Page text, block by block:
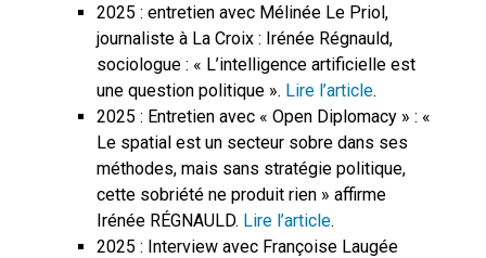
2025 : entretien avec Mélinée Le Priol,
journaliste à La Croix : Irénée Régnauld,
sociologue : « L’intelligence artificielle est
une question politique ». Lire l’article.
2025 : Entretien avec « Open Diplomacy » : «
Le spatial est un secteur sobre dans ses
méthodes, mais sans stratégie politique,
cette sobriété ne produit rien » affirme
Irénée RÉGNAULD. Lire l’article.
2025 : Interview avec Françoise Laugée